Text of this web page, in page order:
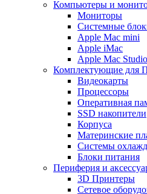
Компьютеры и
Мониторы
Системные
Apple Mac mini
Apple iMac
Apple Mac Studio
Комплектующие для
Видеокарты
Процессоры
Оперативная
SSD накопители
Корпуса
Материнские
Системы
Блоки питания
Периферия и
3D Принтеры
Сетевое